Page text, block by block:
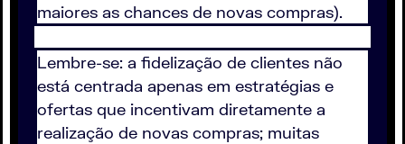
maiores as chances de novas compras).
Lembre-se: a fidelização de clientes não
está centrada apenas em estratégias e
ofertas que incentivam diretamente a
realização de novas compras; muitas